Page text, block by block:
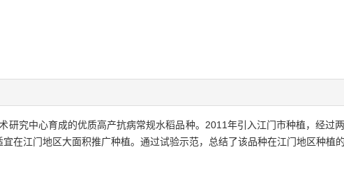
研究中心育成的优质高产抗病常规水稻品种。2011年引入江门市种植，经过
在江门地区大面积推广种植。通过试验示范，总结了该品种在江门地区种植